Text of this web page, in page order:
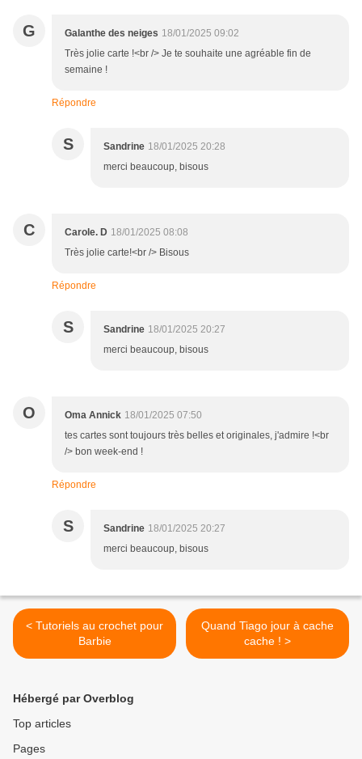
G Galanthe des neiges 18/01/2025 09:02
Très jolie carte !<br /> Je te souhaite une agréable fin de
semaine !
Répondre
S Sandrine 18/01/2025 20:28
merci beaucoup, bisous
C Carole. D 18/01/2025 08:08
Très jolie carte!<br /> Bisous
Répondre
S Sandrine 18/01/2025 20:27
merci beaucoup, bisous
O Oma Annick 18/01/2025 07:50
tes cartes sont toujours très belles et originales, j'admire !<br
/> bon week-end !
Répondre
S Sandrine 18/01/2025 20:27
merci beaucoup, bisous
< Tutoriels au crochet pour
Barbie
Quand Tiago jour à cache
cache ! >
Hébergé par Overblog
Top articles
Pages